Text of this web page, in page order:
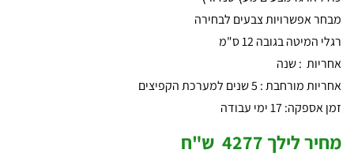
מבחר אפשרויות צבעים לבחירה
רגלי המיטה בגובה 12 ס"מ
אחריות : שנה
אחריות מורחבת : 5 שנים למערכת הקפיצים
זמן אספקה: 17 ימי עבודה
מחיר לילך 4277 ש"ח